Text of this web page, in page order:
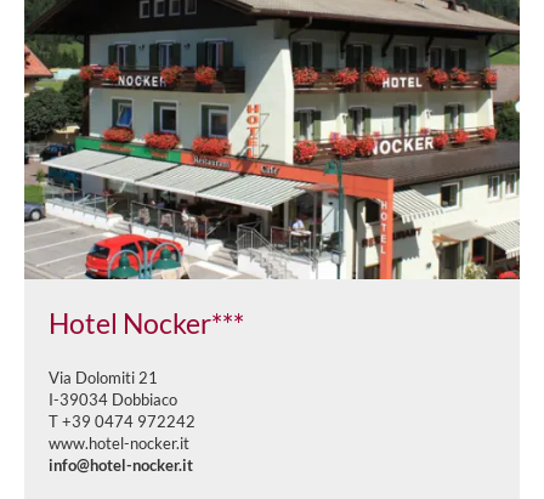
Hotel Nocker***
Via Dolomiti 21
I-39034 Dobbiaco
T +39 0474 972242
www.hotel-nocker.it
info@hotel-nocker.it